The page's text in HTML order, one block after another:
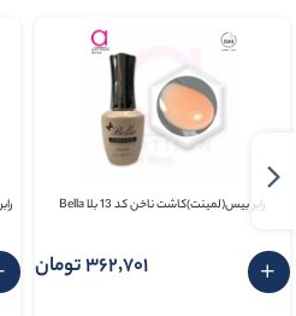
رابر بیس(لمینت)کاشت ناخن کد 13 بلا Bella
362٬701 تومان